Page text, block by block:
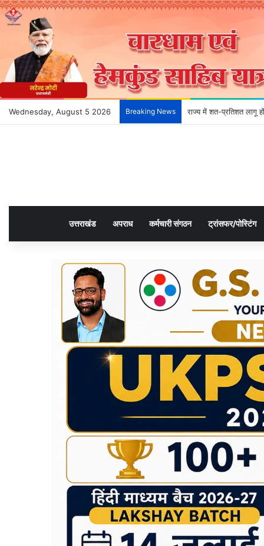
Wednesday, August 5 2026 Breaking News राज्य में शत-प्रतिशत लागू
उत्तराखंड अपराध कर्मचारी संगठन ट्रांसफर/पोस्टिंग